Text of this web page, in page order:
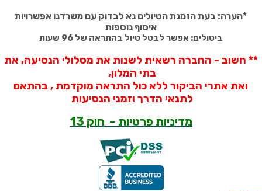
*הערה: בעת הזמנת הטיולים נא לבדוק עם משרדנו אפשרויות
איסוף נוספות
ביטולים: אפשר לבטל טיול בהתראה של 96 שעות
** חשוב - החברה רשאית לשנות את מסלולי הנסיעה, את
בתי המלון,
ואת אתרי הביקור ללא כול התראה מוקדמת , בהתאם
לתנאי הדרך וזמני הנסיעות
מדיניות פרטיות – חוק 13